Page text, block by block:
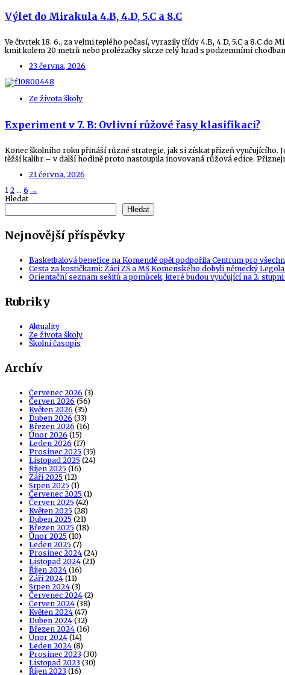
Výlet do Mirakula 4.B, 4.D, 5.C a 8.C
Ve čtvrtek 18. 6., za velmi teplého počasí, vyrazily třídy 4.B, 4.D, 5.C a 8.C do
kmit kolem 20 metrů nebo prolézačky skrze celý hrad s podzemními
23 června, 2026
Ze života školy
Experiment v 7. B: Ovlivní růžové řasy klasifikaci?
Konec školního roku přináší různé strategie, jak si získat přízeň vyučujícího.
těžší kalibr – v další hodině proto nastoupila inovovaná růžová edice.
21 června, 2026
Posts
navigation
1 2 … 6 →
Hledat
Hledat
Nejnovější příspěvky
Basketbalová benefice na Komendě opět podpořila Centrum pro
Cesta za kostičkami: Žáci ZŠ a MŠ Komenského dobyli německý
Orientační seznam sešitů a pomůcek, které budou vyučující na 2.
Rubriky
Aktuality
Ze života školy
Školní časopis
Archív
Červenec 2026 (3)
Červen 2026 (56)
Květen 2026 (35)
Duben 2026 (33)
Březen 2026 (16)
Únor 2026 (15)
Leden 2026 (17)
Prosinec 2025 (35)
Listopad 2025 (24)
Říjen 2025 (16)
Září 2025 (12)
Srpen 2025 (1)
Červenec 2025 (1)
Červen 2025 (42)
Květen 2025 (28)
Duben 2025 (21)
Březen 2025 (18)
Únor 2025 (10)
Leden 2025 (7)
Prosinec 2024 (24)
Listopad 2024 (21)
Říjen 2024 (16)
Září 2024 (11)
Srpen 2024 (3)
Červenec 2024 (2)
Červen 2024 (38)
Květen 2024 (47)
Duben 2024 (32)
Březen 2024 (16)
Únor 2024 (14)
Leden 2024 (8)
Prosinec 2023 (30)
Listopad 2023 (30)
Říjen 2023 (16)